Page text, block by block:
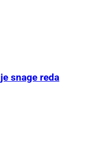
snage reda